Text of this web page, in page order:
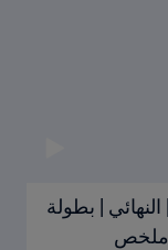
| بطولة